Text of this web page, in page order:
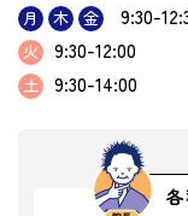
月 木 金 9:30-
火 9:30-12:00
土 9:30-14:00